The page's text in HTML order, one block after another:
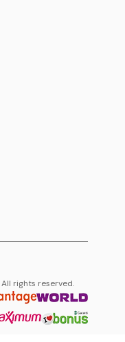
All rights reserved.